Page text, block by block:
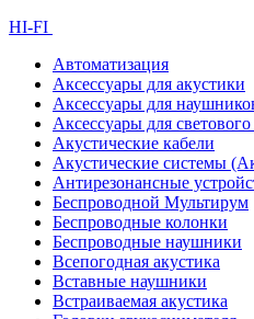
HI-FI
Автоматизация
Аксессуары для акустики
Аксессуары для
Аксессуары для
Акустические кабели
Акустические системы
Антирезонансные
Беспроводной Мультирум
Беспроводные колонки
Беспроводные наушники
Всепогодная акустика
Вставные наушники
Встраиваемая акустика